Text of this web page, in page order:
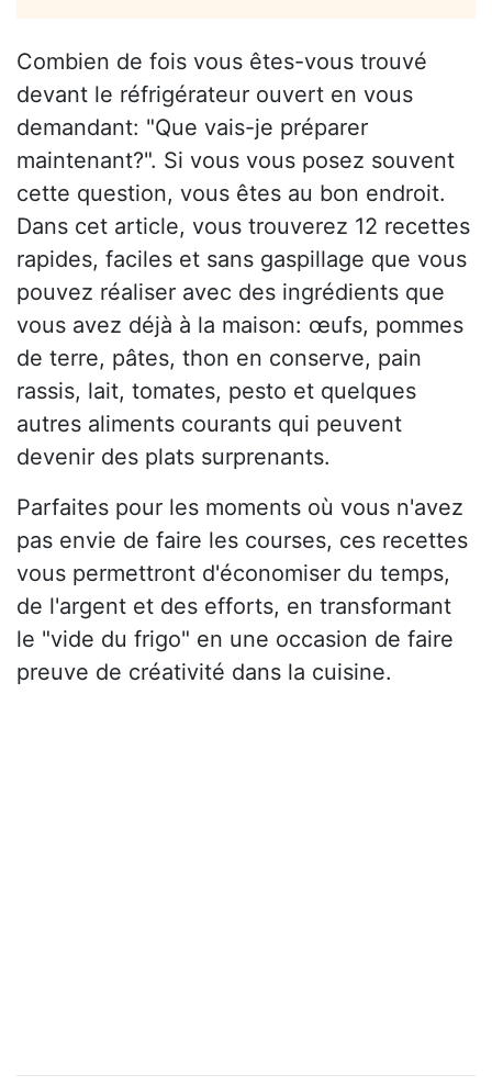
Combien de fois vous êtes-vous trouvé
devant le réfrigérateur ouvert en vous
demandant: "Que vais-je préparer
maintenant?". Si vous vous posez souvent
cette question, vous êtes au bon endroit.
Dans cet article, vous trouverez 12 recettes
rapides, faciles et sans gaspillage que vous
pouvez réaliser avec des ingrédients que
vous avez déjà à la maison: œufs, pommes
de terre, pâtes, thon en conserve, pain
rassis, lait, tomates, pesto et quelques
autres aliments courants qui peuvent
devenir des plats surprenants.
Parfaites pour les moments où vous n'avez
pas envie de faire les courses, ces recettes
vous permettront d'économiser du temps,
de l'argent et des efforts, en transformant
le "vide du frigo" en une occasion de faire
preuve de créativité dans la cuisine.